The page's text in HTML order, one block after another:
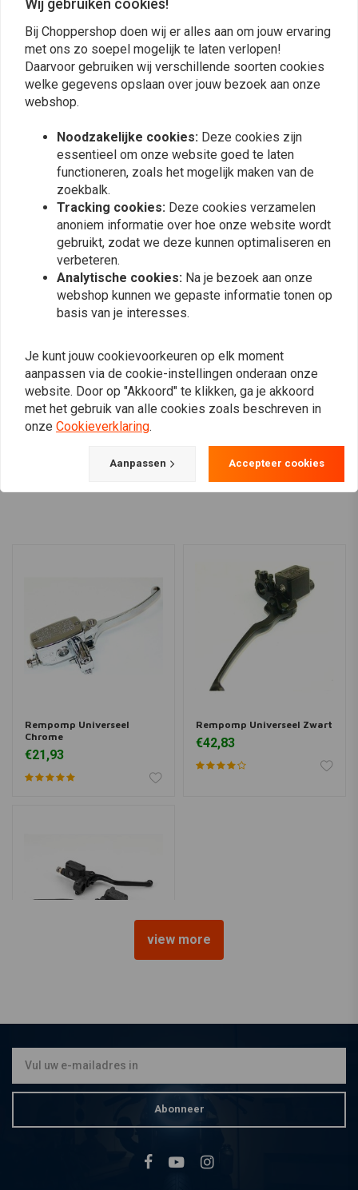
Plaats ook een review
Klassieke
hoofdremcilinder 12 mm
(Selecteer kleur)
€438,56
1" Rempomp Zwart
€76,94
View more
Rempomp Universeel
Chrome
€21,93
Rempomp Universeel Zwart
€42,83
€263,24
view more
Abonneer
Bij Choppershop doen wij er alles aan om jouw ervaring
met ons zo soepel mogelijk te laten verlopen!
Daarvoor gebruiken wij verschillende soorten cookies
welke gegevens opslaan over jouw bezoek aan onze
webshop.
Noodzakelijke cookies: Deze cookies zijn
essentieel om onze website goed te laten
functioneren, zoals het mogelijk maken van de
zoekbalk.
Tracking cookies: Deze cookies verzamelen
anoniem informatie over hoe onze website wordt
gebruikt, zodat we deze kunnen optimaliseren en
verbeteren.
Analytische cookies: Na je bezoek aan onze
webshop kunnen we gepaste informatie tonen op
basis van je interesses.
Je kunt jouw cookievoorkeuren op elk moment
aanpassen via de cookie-instellingen onderaan onze
website. Door op "Akkoord" te klikken, ga je akkoord
met het gebruik van alle cookies zoals beschreven in
onze Cookieverklaring.
Aanpassen Accepteer cookies